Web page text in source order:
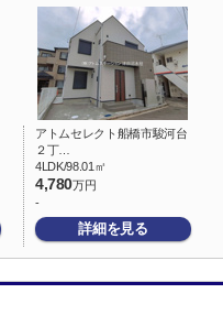
アトムセレクト船橋市駿河台
２丁…
4LDK/98.01㎡
4,780万円
-
詳細を見る